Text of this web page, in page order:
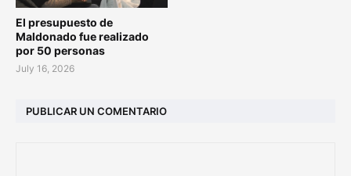
El presupuesto de
Maldonado fue realizado
por 50 personas
July 16, 2026
PUBLICAR UN COMENTARIO